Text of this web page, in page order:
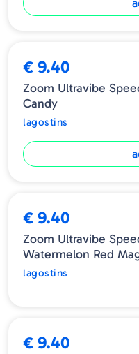
€ 9.40
Zoom Ultravibe
Candy
lagostins
€ 9.40
Zoom Ultravibe
Watermelon Red
lagostins
€ 9.40